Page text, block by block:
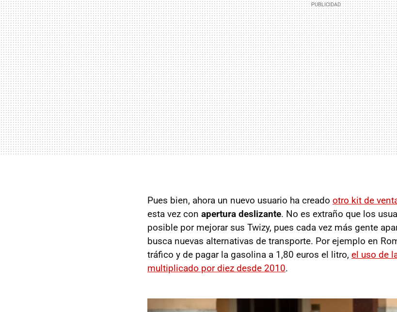
Pues bien, ahora un nuevo usuario ha creado otro kit de
esta vez con apertura deslizante. No es extraño que los
posible por mejorar sus Twizy, pues cada vez más gente
busca nuevas alternativas de transporte. Por ejemplo en
tráfico y de pagar la gasolina a 1,80 euros el litro, el uso de
multiplicado por diez desde 2010.